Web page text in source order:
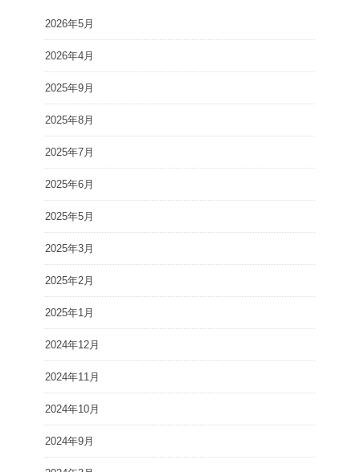
2026年5月
2026年4月
2025年9月
2025年8月
2025年7月
2025年6月
2025年5月
2025年3月
2025年2月
2025年1月
2024年12月
2024年11月
2024年10月
2024年9月